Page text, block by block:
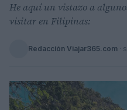
He aquí un vistazo a
visitar en Filipinas:
Redacción Viajar365.com ·